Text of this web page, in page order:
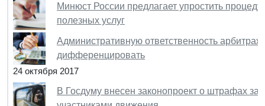
Минюст России предлагает упростить
полезных услуг
Административную ответственность
дифференцировать
24 октября 2017
В Госдуму внесен законопроект о штрафах